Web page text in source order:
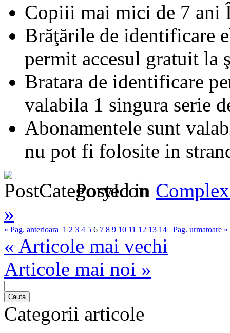
Copiii mai mici de 7 ani
Brăţările de identificare
permit accesul gratuit la
Bratara de identificare
valabila 1 singura serie
Abonamentele sunt
nu pot fi folosite in
Posted in
»
« Pag. anterioara 1 2 3 4 5 6 7 8 9 10 11 12 13 14 Pag. urmatoare »
« Articole mai vechi
Articole mai noi »
Cauta
Categorii articole